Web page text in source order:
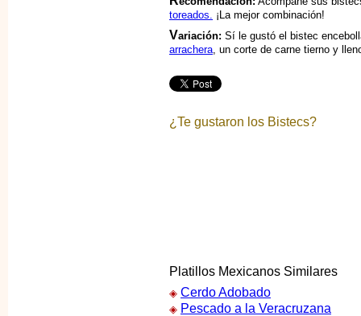
toreados. ¡La mejor combinación!
Variación: Sí le gustó el bistec
arrachera , un corte de carne tierno y
¿Te gustaron los Bistecs?
Platillos Mexicanos Similares
◈ Cerdo Adobado
◈ Pescado a la Veracruzana